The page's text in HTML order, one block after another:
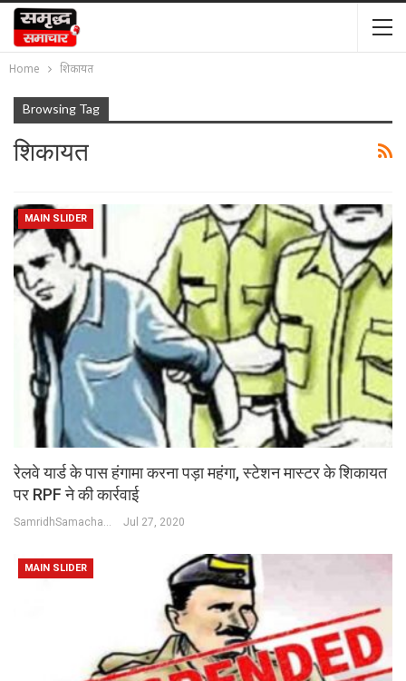
Home शिकायत
Browsing Tag
शिकायत
MAIN SLIDER
रेलवे यार्ड के पास हंगामा करना पड़ा महंगा, स्टेशन मास्टर के शिकायत
पर RPF ने की कार्रवाई
Jul 27, 2020
MAIN SLIDER